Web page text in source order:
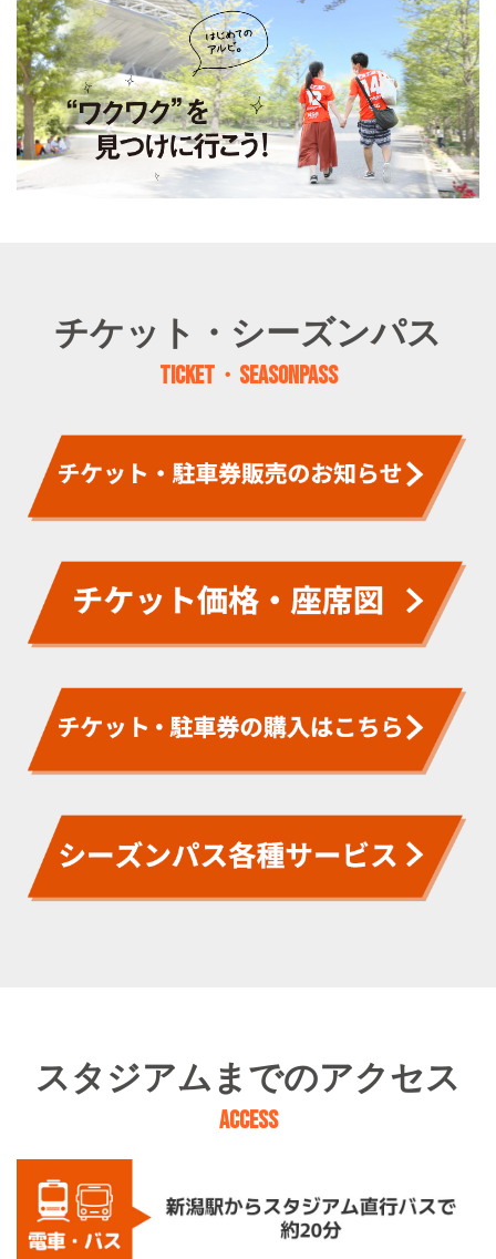
チケット・シーズンパス
TICKET・SEASONPASS
スタジアムまでのアクセス
ACCESS